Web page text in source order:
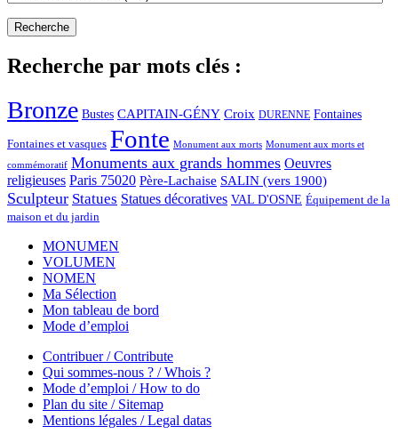
Recherche par mots clés :
Bronze Bustes CAPITAIN-GÉNY Croix DURENNE Fontaines
Fontaines et vasques Fonte Monument aux morts Monument aux morts et
commémoratif Monuments aux grands hommes Oeuvres
religieuses Paris 75020 Père-Lachaise SALIN (vers 1900)
Sculpteur Statues Statues décoratives VAL D'OSNE Équipement de la
maison et du jardin
MONUMEN
VOLUMEN
NOMEN
Ma Sélection
Mon tableau de bord
Mode d’emploi
Contribuer / Contribute
Qui sommes-nous ? / Whois ?
Mode d’emploi / How to do
Plan du site / Sitemap
Mentions légales / Legal datas